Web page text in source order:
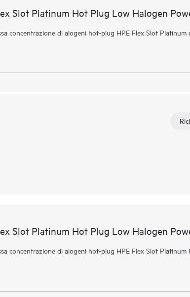
Slot Platinum Hot Plug Low Halogen
concentrazione di alogeni hot-plug HPE Flex Slot Platinum
Slot Platinum Hot Plug Low Halogen
concentrazione di alogeni hot-plug HPE Flex Slot Platinum